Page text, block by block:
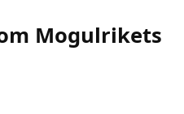
Mogulrikets